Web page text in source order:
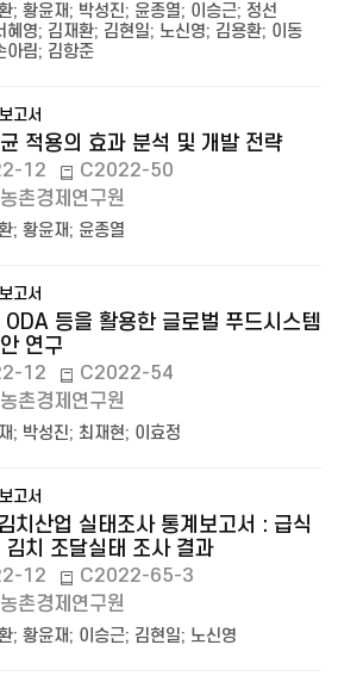
; 황윤재; 박성진; 윤종열; 이승근; 정선
혜영; 김재환; 김현일; 노신영; 김용환; 이동
아림; 김항준
고서
적용의 효과 분석 및 개발 전략
12
C2022-50
촌경제연구원
; 황윤재; 윤종열
고서
ODA 등을 활용한 글로벌 푸드시스템
연구
12
C2022-54
촌경제연구원
; 박성진; 최재현; 이효정
고서
치산업 실태조사 통계보고서 : 급식
김치 조달실태 조사 결과
12
C2022-65-3
촌경제연구원
; 황윤재; 이승근; 김현일; 노신영